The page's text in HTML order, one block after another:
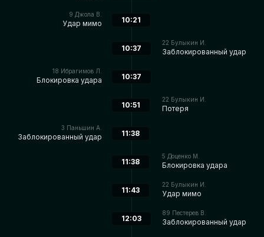
9 Джола В.
Удар мимо 10:21
22 Булыкин И.
Заблокированный удар
10:37
18 Ибрагимов Л.
Блокировка удара 10:37
22 Булыкин И.
Потеря
10:51
3 Паньшин А.
Заблокированный удар 11:38
5 Доценко М.
Блокировка удара
11:38
22 Булыкин И.
Удар мимо
11:43
89 Пестерев В.
Заблокированный удар
12:03